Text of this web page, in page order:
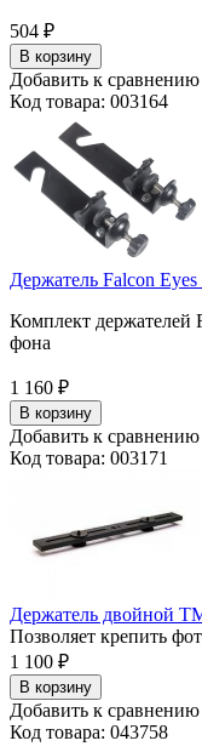
504 ₽
В корзину
Добавить к сравнению
Код товара: 003164
Держатель Falcon
Комплект держателей
фона
1 160 ₽
В корзину
Добавить к сравнению
Код товара: 003171
Держатель двойной
Позволяет крепить
1 100 ₽
В корзину
Добавить к сравнению
Код товара: 043758